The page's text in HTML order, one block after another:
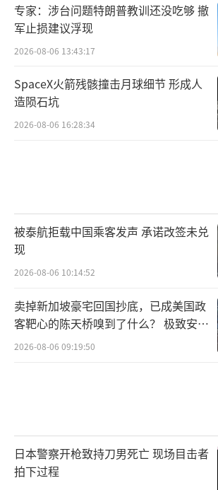
专家：涉台问题特朗普教训还没吃够 撤
军止损建议浮现
2026-08-06 13:43:17
SpaceX火箭残骸撞击月球细节 形成人
造陨石坑
2026-08-06 16:28:34
被泰航拒载中国乘客发声 承诺改签未兑
现
2026-08-06 10:14:52
卖掉新加坡豪宅回国抄底，已成美国政
客靶心的陈天桥嗅到了什么？ 极致安全
的追寻
2026-08-06 09:19:50
日本警察开枪致持刀男死亡 现场目击者
拍下过程